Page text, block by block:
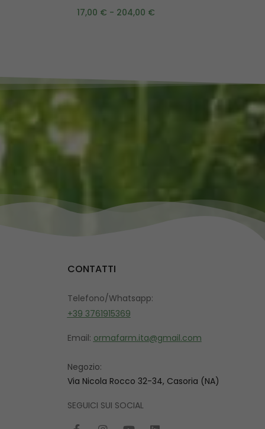
17,00 € - 204,00 €
CONTATTI
Telefono/Whatsapp:
+39 3761915369
Email: ormafarm.ita@gmail.com
Negozio:
Via Nicola Rocco 32-34, Casoria (NA)
SEGUICI SUI SOCIAL